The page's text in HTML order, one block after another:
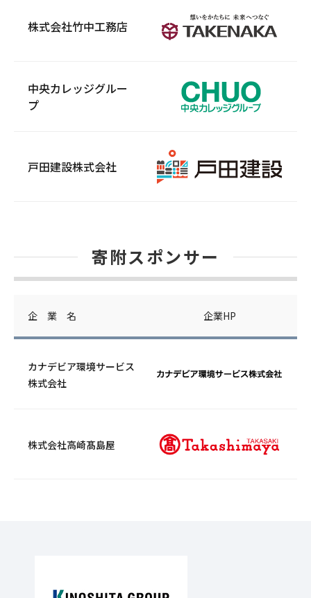
株式会社竹中工務店
中央カレッジグルー
プ
戸田建設株式会社
寄附スポンサー
企 業 名 企業HP
カナデビア環境サービス
株式会社
株式会社高崎髙島屋